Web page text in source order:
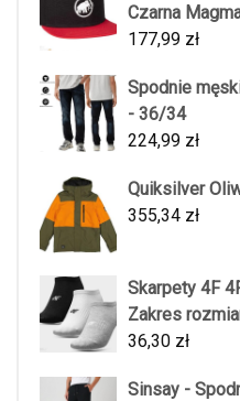
Czarna
177,99 zł
Spodnie
- 36/34
224,99 zł
Quiksilver
355,34 zł
Skarpety 4F
Zakres
36,30 zł
Sinsay -